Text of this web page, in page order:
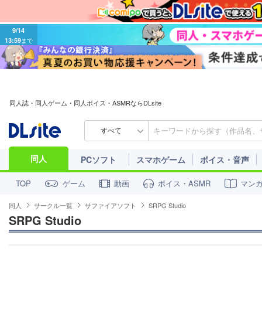
9/14
13:59まで
同人誌・同人ゲーム・同人ボイス・ASMRならDLsite
すべて
同人 PCソフト スマホゲーム ボイス・音声
TOP ゲーム 動画 ボイス・ASMR マン
同人 サークル一覧 サファイアソフト SRPG Studio
SRPG Studio